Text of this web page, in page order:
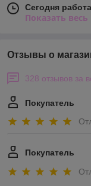
Сегодня
Показать
Отзывы о
328 отзывов за
Покупатель
Покупатель